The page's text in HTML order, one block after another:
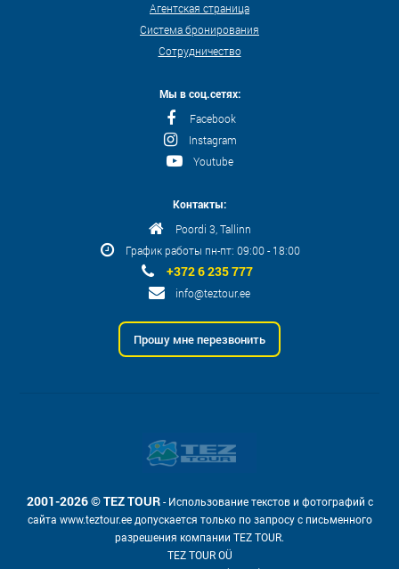
Агентская страница
Система бронирования
Сотрудничество
Мы в соц.сетях:
Facebook
Instagram
Youtube
Контакты:
Poordi 3, Tallinn
График работы пн-пт: 09:00 - 18:00
+372 6 235 777
info@teztour.ee
Прошу мне перезвонить
2001-2026 © TEZ TOUR- Использование текстов и фотографий с
сайта www.teztour.ee допускается только по запросу с письменного
разрешения компании TEZ TOUR.
TEZ TOUR OÜ